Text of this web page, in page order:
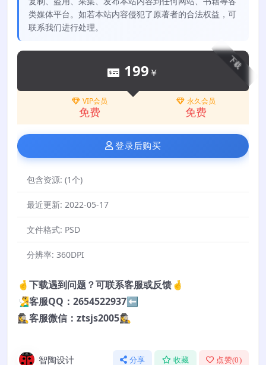
类媒体平台。如若本站内容侵犯了原著者的合法权益，可
联系我们进行处理。
下载
199 ￥
VIP会员
免费
永久会员
免费
登录后购买
包含资源: (1个)
最近更新: 2022-05-17
文件格式: PSD
分辨率: 360DPI
🤞下载遇到问题？可联系客服或反馈🤞
🧏‍♂️客服QQ：2654522937⬅️
🕵️‍♀️客服微信：ztsjs2005🕵️‍♀️
智陶设计 分享 收藏 点赞(0)